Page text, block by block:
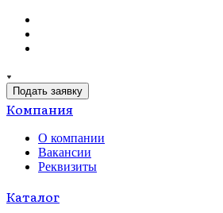
Подать заявку
Компания
О компании
Вакансии
Реквизиты
Каталог